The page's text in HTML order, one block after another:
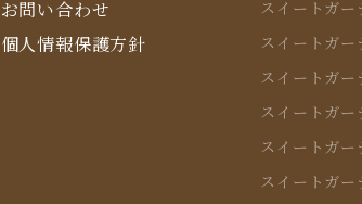
お問い合わせ
個人情報保護方針
スイートガー
スイートガー
スイートガー
スイートガ
スイートガー
スイートガー